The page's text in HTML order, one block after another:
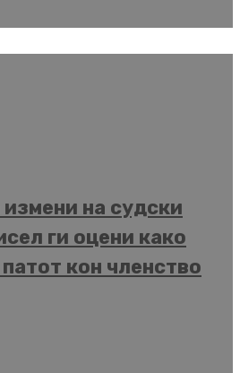
на судски
ги оцени како
кон членство